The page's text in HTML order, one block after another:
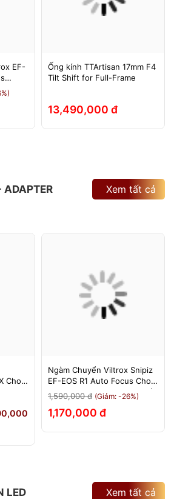
EF-
Ống kính TTArtisan 17mm F4
Tilt Shift for Full-Frame
13,490,000 đ
ADAPTER Xem tất cả
Cho
Ngàm Chuyển Viltrox Snipiz
EF-EOS R1 Auto Focus Cho
Canon EOS R/RP/R5/R6 - Bảo
Hành 12 Tháng 1 Đổi 1
1,590,000 đ (Giảm: -26%)
1,170,000 đ
LED Xem tất cả